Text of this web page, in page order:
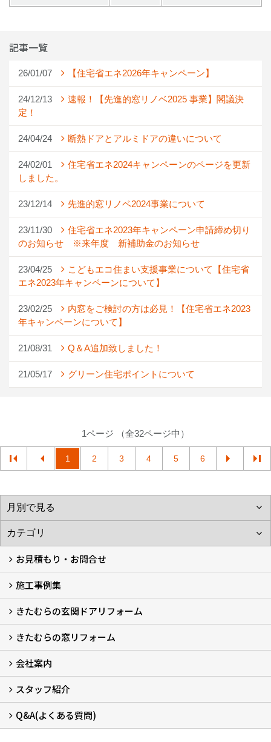
記事一覧
26/01/07 【住宅省エネ2026年キャンペーン】
24/12/13
速報！【先進的窓リノベ2025 事業】閣議決
定！
24/04/24 断熱ドアとアルミドアの違いについて
24/02/01
住宅省エネ2024キャンペーンのページを更新
しました。
23/12/14 先進的窓リノベ2024事業について
23/11/30
住宅省エネ2023年キャンペーン申請締め切り
のお知らせ ※来年度 新補助金のお知らせ
23/04/25
こどもエコ住まい支援事業について【住宅省
エネ2023年キャンペーンについて】
23/02/25
内窓をご検討の方は必見！【住宅省エネ2023
年キャンペーンについて】
21/08/31 Q＆A追加致しました！
21/05/17 グリーン住宅ポイントについて
1ページ （全32ページ中）
1 2 3 4 5 6
お見積もり・お問合せ
LINEで概算見積もり
チャットで質問
問い合わせフォームから
オンライン相談
電話で相談
無料現地調査をご希望の方
施工事例集
玄関ドアリフォーム
玄関引戸リフォーム
勝手口ドアリフォーム
窓リフォーム
きたむらの玄関ドアリフォーム
玄関ドアリフォームについて
リシェントについて (23)
・玄関ドアバリエーション (52)
・玄関引戸バリエーション (44)
・勝手口ドアバリエーション (11)
安心の自社施工
無料点検
保証について
価格について
概算見積について (2)
きたむらの窓リフォーム
窓リフォームについて (5)
・内窓設置-LIXILインプラス
・内窓設置-AGCまどまど
・窓交換
・エコガラス交換
・防犯・防災ガラス交換
会社案内
会社概要 (2)
ブログ
アクセス
施工エリア
施工までの流れ
SNSインフォメーション
チャット機能
オンライン打合わせ
補助金について (2)
スタッフ紹介
スタッフ紹介
Q&A(よくある質問)